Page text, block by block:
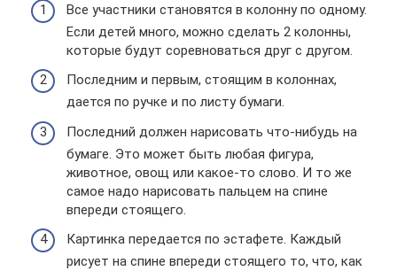
Все участники становятся в колонну по одному.
Если детей много, можно сделать 2 колонны,
которые будут соревноваться друг с другом.
Последним и первым, стоящим в колоннах,
дается по ручке и по листу бумаги.
Последний должен нарисовать что-нибудь на
бумаге. Это может быть любая фигура,
животное, овощ или какое-то слово. И то же
самое надо нарисовать пальцем на спине
впереди стоящего.
Картинка передается по эстафете. Каждый
рисует на спине впереди стоящего то, что, как